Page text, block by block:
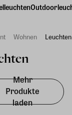
Wohnen Leuchten
Mehr
Produkte
laden